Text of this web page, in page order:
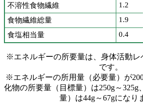
不溶性食物繊維
1.2
食物繊維総量
1.9
食塩相当量
0.4
※エネルギーの所要量は、身体活動レ
です。
※エネルギーの所用量（必要量）が
化物の所要量（目標量）は250g～325g
量）は44g～67gになり